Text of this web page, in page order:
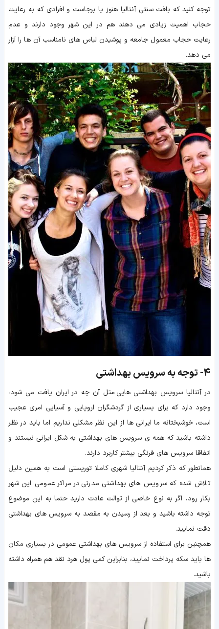
توجه کنید که بافت سنتی آنتالیا هنوز پا برجاست و افرادی که به رعایت
حجاب اهمیت زیادی می دهند هم در این شهر وجود دارند و عدم
رعایت حجاب معمول جامعه و پوشیدن لباس های نامناسب آن ها را آزار
می دهد.
4- توجه به سرویس بهداشتی
در آنتالیا سرویس بهداشتی هایی مثل آن چه در ایران یافت می شود،
وجود دارد که برای بسیاری از گردشگران اروپایی و آسیایی امری عجیب
است، خوشبختانه ما ایرانی ها از این نظر مشکلی نداریم اما باید در نظر
داشته باشید که همه ی سرویس های بهداشتی به شکل ایرانی نیستند و
اتفاقا سرویس های فرنگی بیشتر کاربرد دارند.
همانطور که ذکر کردیم آنتالیا شهری کاملا توریستی است به همین دلیل
تلاش شده که سرویس های بهداشتی مدرنی در مراکر عمومی این شهر
بکار رود، اگر به نوع خاصی از توالت عادت دارید حتما به این موضوع
توجه داشته باشید و بعد از رسیدن به مقصد به سرویس های بهداشتی
دقت نمایید.
همچنین برای استفاده از سرویس های بهداشتی عمومی در بسیاری مکان
ها باید سکه پرداخت نمایید، بنابراین کمی پول هرد نقد هم همراه داشته
باشید.